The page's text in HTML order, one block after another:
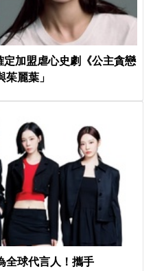
加盟虐心史劇《公主貪戀
麗葉」
全球代言人！攜手